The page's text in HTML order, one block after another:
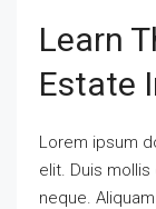
Learn
Estate
Lorem ipsum
elit. Duis
neque.